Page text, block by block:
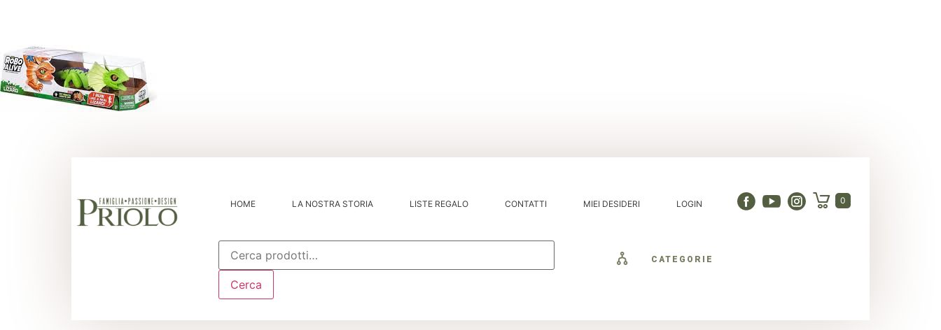
HOME LA NOSTRA STORIA LISTE REGALO CONTATTI MIEI DESIDERI LOGIN
Cerca:
Cerca
CATEGORIE
0